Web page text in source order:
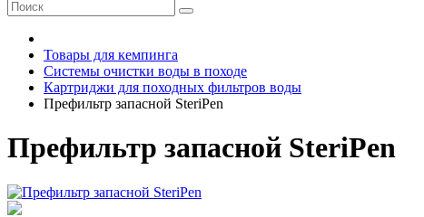
Товары для кемпинга
Системы очистки воды в походе
Картриджи для походных фильтров воды
Префильтр запасной SteriPen
Префильтр запасной SteriPen